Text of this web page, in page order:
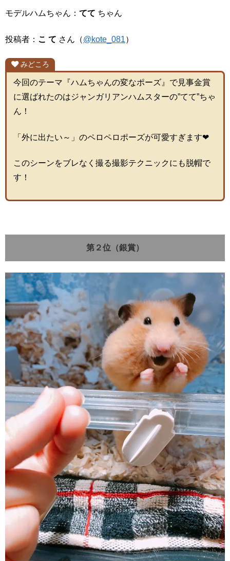
モデルハムちゃん： てて ちゃん
投稿者： こ て さん（@kote_081）
みどころ
今回のテーマ『ハムちゃんの変なポーズ』で見事金賞
に選ばれたのはジャンガリアンハムスターの”てて”ちゃ
ん！
「外に出たい～」のペロペロポーズが可愛すぎます❤
このシーンをブレなく撮る撮影テクニックにも脱帽で
す！
第２位（銀賞）